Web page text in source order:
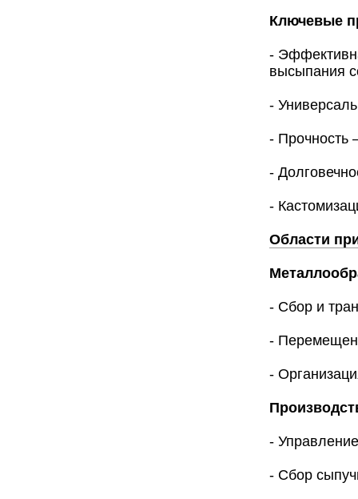
Ключевые
-
высыпания
-
- Прочность
-
-
Области
- Сбор и
-
-
-
- Сбор